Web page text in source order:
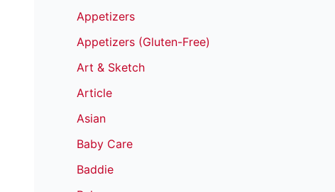
Appetizers
Appetizers (Gluten-Free)
Art & Sketch
Article
Asian
Baby Care
Baddie